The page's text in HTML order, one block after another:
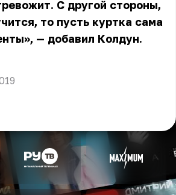
С другой стороны,
то пусть куртка сама
— добавил Колдун.